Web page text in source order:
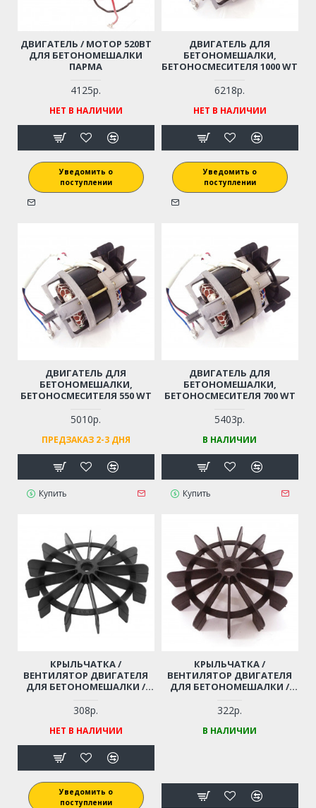
ДВИГАТЕЛЬ / МОТОР 520ВТ
ДЛЯ БЕТОНОМЕШАЛКИ
ПАРМА
4125р.
НЕТ В НАЛИЧИИ
Уведомить о
поступлении
ДВИГАТЕЛЬ ДЛЯ
БЕТОНОМЕШАЛКИ,
БЕТОНОСМЕСИТЕЛЯ 1000 WT
6218р.
НЕТ В НАЛИЧИИ
Уведомить о
поступлении
ДВИГАТЕЛЬ ДЛЯ
БЕТОНОМЕШАЛКИ,
БЕТОНОСМЕСИТЕЛЯ 550 WT
5010р.
ПРЕДЗАКАЗ 2-3 ДНЯ
Купить
ДВИГАТЕЛЬ ДЛЯ
БЕТОНОМЕШАЛКИ,
БЕТОНОСМЕСИТЕЛЯ 700 WT
5403р.
В НАЛИЧИИ
Купить
КРЫЛЬЧАТКА /
ВЕНТИЛЯТОР ДВИГАТЕЛЯ
ДЛЯ БЕТОНОМЕШАЛКИ /
ММ)
308р.
НЕТ В НАЛИЧИИ
Уведомить о
поступлении
КРЫЛЬЧАТКА /
ВЕНТИЛЯТОР ДВИГАТЕЛЯ
ДЛЯ БЕТОНОМЕШАЛКИ /
14,5 ММ, D-145 ММ)
322р.
В НАЛИЧИИ